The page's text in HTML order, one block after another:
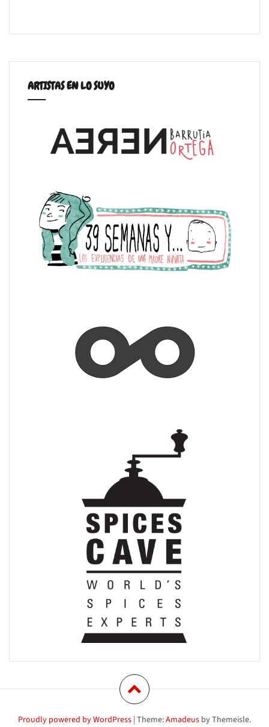
ARTISTAS EN LO SUYO
Proudly powered by WordPress | Theme:Amadeus by Themeisle.